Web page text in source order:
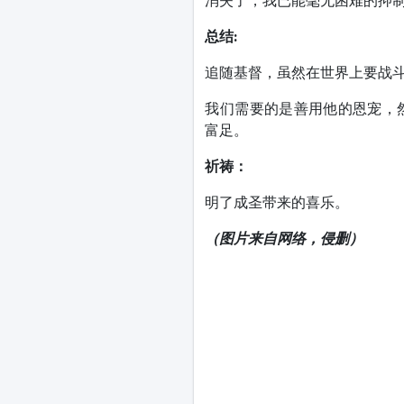
总结:
追随基督，虽然在世界上要战
我们需要的是善用他的恩宠
富足。
祈祷：
明了成圣带来的喜乐。
（图片来自网络，侵删）